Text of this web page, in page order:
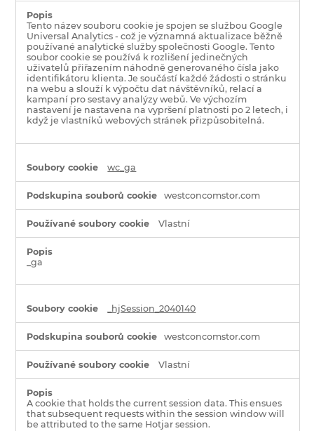
Tento název souboru cookie je spojen se službou Google
Universal Analytics - což je významná aktualizace běžně
používané analytické služby společnosti Google. Tento
soubor cookie se používá k rozlišení jedinečných
uživatelů přiřazením náhodně generovaného čísla jako
identifikátoru klienta. Je součástí každé žádosti o stránku
na webu a slouží k výpočtu dat návštěvníků, relací a
kampaní pro sestavy analýzy webů. Ve výchozím
nastavení je nastavena na vypršení platnosti po 2 letech, i
když je vlastníků webových stránek přizpůsobitelná.
wc_ga
westconcomstor.com
Vlastní
_ga
_hjSession_2040140
westconcomstor.com
Vlastní
A cookie that holds the current session data. This ensues
that subsequent requests within the session window will
be attributed to the same Hotjar session.